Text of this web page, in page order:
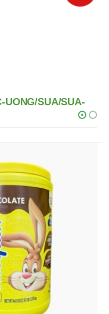
UONG/SUA/SUA-